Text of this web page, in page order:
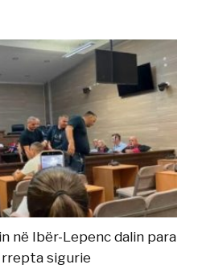
në Ibër-Lepenc dalin para
rrepta sigurie